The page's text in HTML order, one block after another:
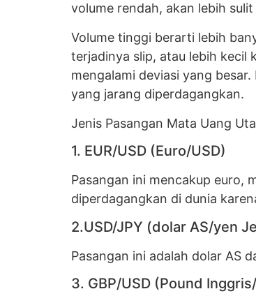
volume rendah, akan lebih
Volume tinggi berarti lebih
terjadinya slip, atau lebih kecil
mengalami deviasi yang
yang jarang diperdagangkan.
Jenis Pasangan Mata Uang
1. EUR/USD (Euro/USD)
Pasangan ini mencakup euro,
diperdagangkan di dunia
2.USD/JPY (dolar AS/yen
Pasangan ini adalah dolar AS
3. GBP/USD (Pound